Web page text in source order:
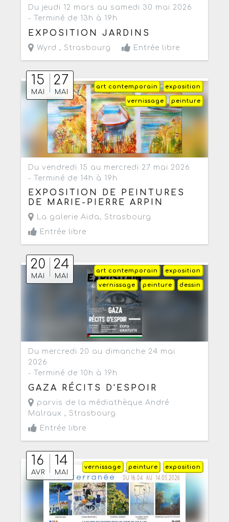
Du jeudi 12 mars au samedi 30 mai 2026
- Terminé de 13h à 19h
EXPOSITION JARDINS
Wyrd , Strasbourg Entrée libre
15
MAI
27
MAI
exposition
art contemporain
peinture
vernissage
Du vendredi 15 au mercredi 27 mai 2026
- Terminé de 14h à 19h
EXPOSITION DE PEINTURES
DE MARIE-PIERRE ARPIN
La galerie Aida, Strasbourg
Entrée libre
20
MAI
24
MAI
exposition
art contemporain
dessin
peinture
vernissage
Du mercredi 20 au dimanche 24 mai
2026
- Terminé de 10h à 19h
GAZA RÉCITS D'ESPOIR
parvis de la médiathèque André
Malraux , Strasbourg
Entrée libre
16
AVR
14
MAI
exposition
peinture
vernissage